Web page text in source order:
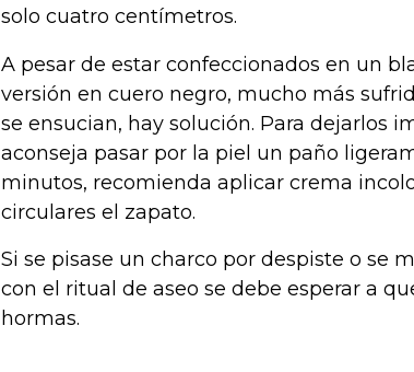
solo cuatro centímetros.
A pesar de estar confeccionados en un
versión en cuero negro, mucho más
se ensucian, hay solución. Para dejarlos
aconseja pasar por la piel un paño
minutos, recomienda aplicar crema
circulares el zapato.
Si se pisase un charco por despiste o se
con el ritual de aseo se debe esperar a
hormas.